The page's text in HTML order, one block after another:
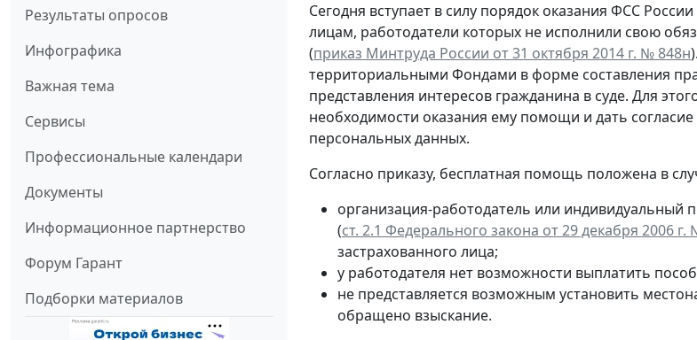
Результаты опросов
Инфографика
Важная тема
Сервисы
Профессиональные календари
Документы
Информационное партнерство
Форум Гарант
Подборки материалов
Сегодня вступает в силу порядок оказания ФСС
лицам, работодатели которых не исполнили свою
(приказ Минтруда России от 31 октября 2014 г. № 848н
территориальными Фондами в форме составления
представления интересов гражданина в суде. Для
необходимости оказания ему помощи и дать
персональных данных.
Согласно приказу, бесплатная помощь положена в
организация-работодатель или
(ст. 2.1 Федерального закона от 29 декабря 2006
застрахованного лица;
у работодателя нет возможности выплатить
не представляется возможным установить
обращено взыскание.